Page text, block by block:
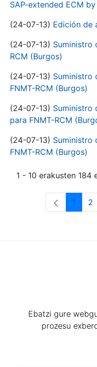
SAP-extended ECM by
(24-07-13) Edición de
(24-07-13) Suministro
RCM (Burgos)
(24-07-13) Suministro
FNMT-RCM (Burgos)
(24-07-13) Suministro
para FNMT-RCM
(24-07-13) Suministro
FNMT-RCM (Burgos)
1 - 10 erakusten 184
1 2
Ebatzi gure
prozesu